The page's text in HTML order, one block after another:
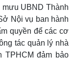
mưu UBND Thành
Nội vụ ban hành
quyền để các cơ
tác quản lý nhà
đảm bảo